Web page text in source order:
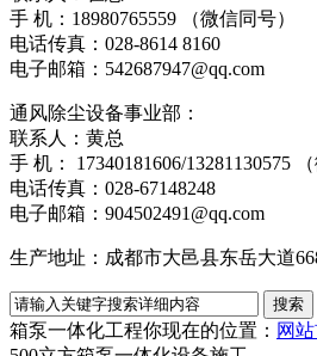
手 机：18980765559 （微信同号）
电话传真：
电子邮箱：542687947@qq.com
通风除尘设备事业部：
联系人：黄总
手 机： 17340181606/13281130575
电话传真：
电子邮箱：904502491@qq.com
生产地址：成都市大邑县东岳大道
箱泵一体化工程你现在的位置： 网